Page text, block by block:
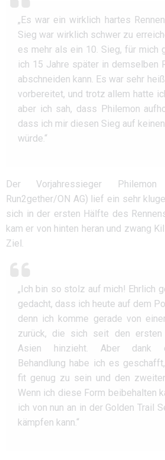
„Es war ein wirklich hartes
Sieg war wirklich schwer zu
es mehr als ein 10. Sieg, für mich
ich 15 Jahre später in demselben
abschneiden kann. Es war sehr
vorbereitet, und trotz allem hatte
aber ich sah, dass Philemon
dass ich mir diesen Sieg auf
würde.“
Der Vorjahressieger
Run2gether/ON AG) lief ein sehr
sich in der ersten Hälfte des
kam er von hinten heran und zwang
Ziel.
„Ich bin so stolz auf mich! Ehrlich
gedacht, dass ich heute auf dem
denn ich komme gerade von
zurück, die sich seit den ersten
Asien hinzieht. Aber dank
Behandlung habe ich es
fit genug zu sein und den
Wenn ich diese Form beibehalten
ich von nun an in der Golden Trail
kämpfen kann.“